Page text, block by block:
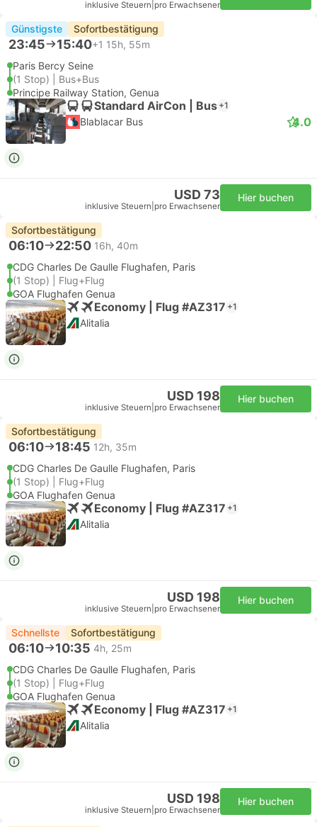
inklusive Steuern pro Erwachsener
Günstigste Sofortbestätigung
23:45 15:40+1 15h, 55m
Paris Bercy Seine
(1 Stop) | Bus+Bus
Principe Railway Station, Genua
Standard AirCon | Bus +1
Blablacar Bus 4.0
USD 73
inklusive Steuern pro Erwachsener
Hier buchen
Sofortbestätigung
06:10 22:50 16h, 40m
CDG Charles De Gaulle Flughafen, Paris
(1 Stop) | Flug+Flug
GOA Flughafen Genua
Economy | Flug #AZ317 +1
Alitalia
USD 198
inklusive Steuern pro Erwachsener
Hier buchen
Sofortbestätigung
06:10 18:45 12h, 35m
CDG Charles De Gaulle Flughafen, Paris
(1 Stop) | Flug+Flug
GOA Flughafen Genua
Economy | Flug #AZ317 +1
Alitalia
USD 198
inklusive Steuern pro Erwachsener
Hier buchen
Schnellste Sofortbestätigung
06:10 10:35 4h, 25m
CDG Charles De Gaulle Flughafen, Paris
(1 Stop) | Flug+Flug
GOA Flughafen Genua
Economy | Flug #AZ317 +1
Alitalia
USD 198
inklusive Steuern pro Erwachsener
Hier buchen